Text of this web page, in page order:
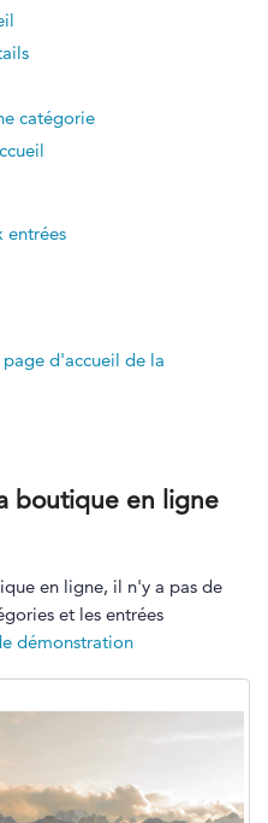
catégorie
entrées
d'accueil de la
boutique en ligne
en ligne, il n'y a pas de
et les entrées
démonstration